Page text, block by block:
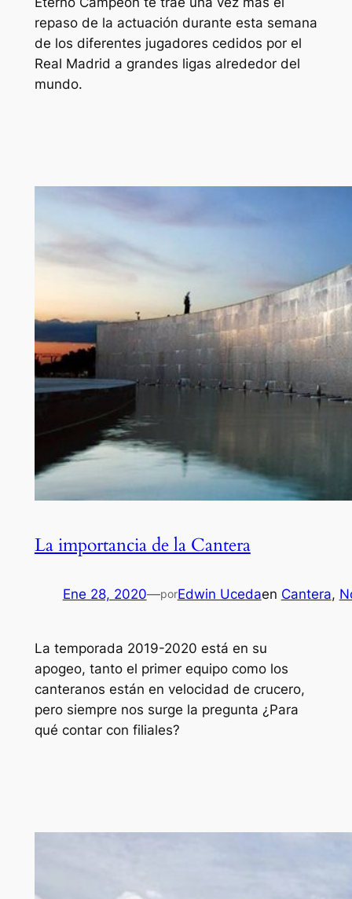
repaso de la actuación durante esta semana
de los diferentes jugadores cedidos por el
Real Madrid a grandes ligas alrededor del
mundo.
La importancia de la Cantera
Ene 28, 2020—porEdwin Ucedaen Cantera,
La temporada 2019-2020 está en su
apogeo, tanto el primer equipo como los
canteranos están en velocidad de crucero,
pero siempre nos surge la pregunta ¿Para
qué contar con filiales?